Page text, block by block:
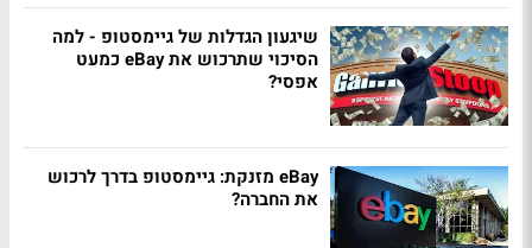
שיגעון הגדלות של גיימסטופ - למה
הסיכוי שתרכוש את eBay כמעט
אפסי?
eBay מזנקת: גיימסטופ בדרך לרכוש
את החברה?